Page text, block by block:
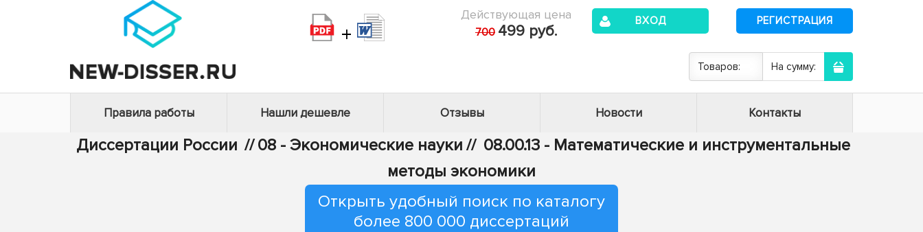
+
Действующая цена
700 499 руб.
ВХОД РЕГИСТРАЦИЯ
Товаров: На сумму:
Правила работы Нашли дешевле Отзывы Новости Контакты
Диссертации России // 08 - Экономические науки // 08.00.13 - Математические и инструментальные
методы экономики
Открыть удобный поиск по каталогу
более 800 000 диссертаций